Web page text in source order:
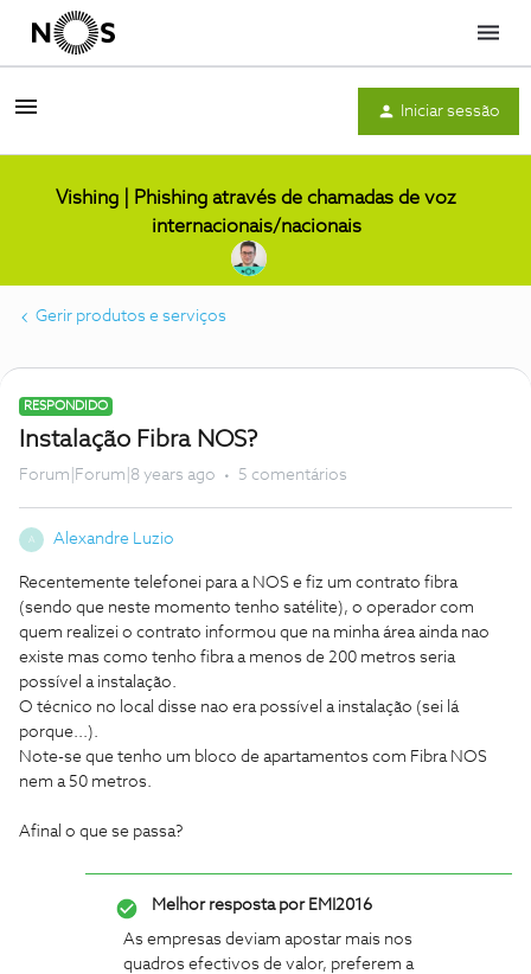
Menu
Iniciar sessão
Vishing | Phishing através de chamadas de voz
internacionais/nacionais
Gerir produtos e serviços
RESPONDIDO
Instalação Fibra NOS?
Forum|Forum|8 years ago 5 comentários
A Alexandre Luzio
Recentemente telefonei para a NOS e fiz um contrato fibra
(sendo que neste momento tenho satélite), o operador com
quem realizei o contrato informou que na minha área ainda nao
existe mas como tenho fibra a menos de 200 metros seria
possível a instalação.
O técnico no local disse nao era possível a instalação (sei lá
porque...).
Note-se que tenho um bloco de apartamentos com Fibra NOS
nem a 50 metros.
Afinal o que se passa?
Melhor resposta porEMI2016
As empresas deviam apostar mais nos
quadros efectivos de valor, preferem a